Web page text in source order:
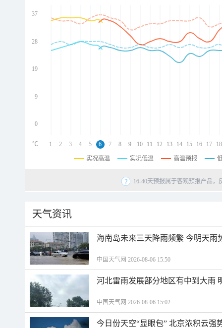
37
28
19
9
0
1 2 3 4 5 6 7 8 9 10 11 12 13 14 15 16 17 18
℃
实况高温 实况低温 高温预报
16-40天预报属于客观预报产品
天气资讯
海南岛未来三天降雨频繁 今明天雨
中国天气网 2026-08-06 15:50
河北雷雨发展部分地区有中到大雨
中国天气网 2026-08-06 15:02
今日份天空“显眼包” 北京浓积云强